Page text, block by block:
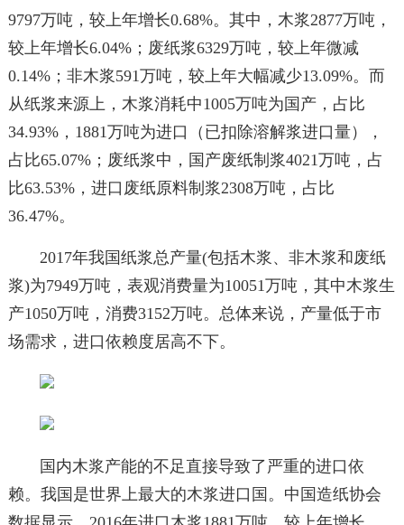
9797万吨，较上年增长0.68%。其中，木浆2877万吨，
较上年增长6.04%；废纸浆6329万吨，较上年微减
0.14%；非木浆591万吨，较上年大幅减少13.09%。而
从纸浆来源上，木浆消耗中1005万吨为国产，占比
34.93%，1881万吨为进口（已扣除溶解浆进口量），
占比65.07%；废纸浆中，国产废纸制浆4021万吨，占
比63.53%，进口废纸原料制浆2308万吨，占比
36.47%。
2017年我国纸浆总产量(包括木浆、非木浆和废纸
浆)为7949万吨，表观消费量为10051万吨，其中木浆生
产1050万吨，消费3152万吨。总体来说，产量低于市
场需求，进口依赖度居高不下。
国内木浆产能的不足直接导致了严重的进口依
赖。我国是世界上最大的木浆进口国。中国造纸协会